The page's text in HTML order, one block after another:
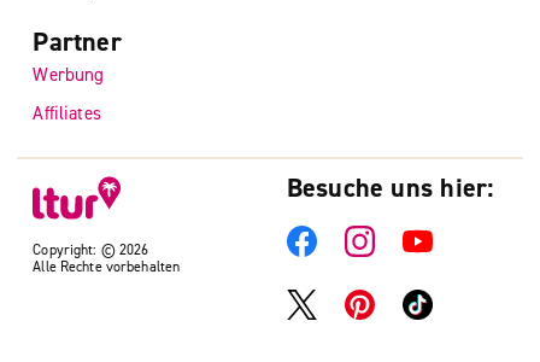
Copyright: © 2026
Alle Rechte vorbehalten
Partner
Werbung
Affiliates
Besuche uns hier: